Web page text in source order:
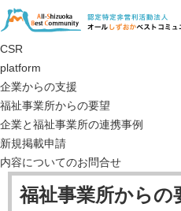
CSR
platform
企業からの支援
福祉事業所からの要望
企業と福祉事業所の連携事例
新規掲載申請
内容についてのお問合せ
福祉事業所からの